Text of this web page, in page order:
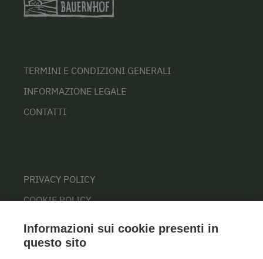
TERMINI E CONDIZIONI GENERALI
INFORMAZIONE LEGALE
CONTATTI
PRIVACY POLICY
COOKIE POLICY
Informazioni sui cookie presenti in
questo sito